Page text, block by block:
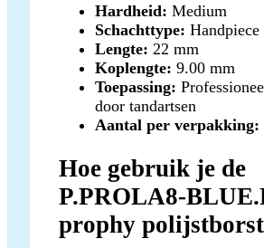
Hardheid: Medium
Schachttype:
Lengte: 22 mm
Koplengte: 9.00 mm
Toepassing:
door tandartsen
Aantal per verpakking:
Hoe gebruik je de
P.PROLA8-
prophy